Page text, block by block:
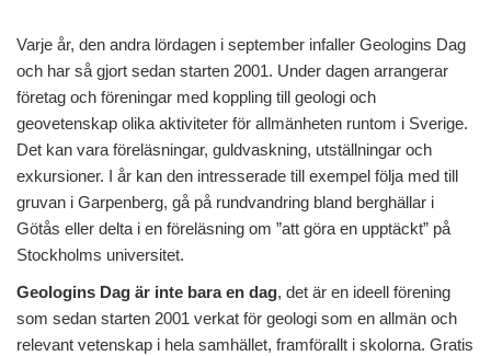
Varje år, den andra lördagen i september infaller Geologins Dag
och har så gjort sedan starten 2001. Under dagen arrangerar
företag och föreningar med koppling till geologi och
geovetenskap olika aktiviteter för allmänheten runtom i Sverige.
Det kan vara föreläsningar, guldvaskning, utställningar och
exkursioner. I år kan den intresserade till exempel följa med till
gruvan i Garpenberg, gå på rundvandring bland berghällar i
Götås eller delta i en föreläsning om ”att göra en upptäckt” på
Stockholms universitet.
Geologins Dag är inte bara en dag, det är en ideell förening
som sedan starten 2001 verkat för geologi som en allmän och
relevant vetenskap i hela samhället, framförallt i skolorna. Gratis